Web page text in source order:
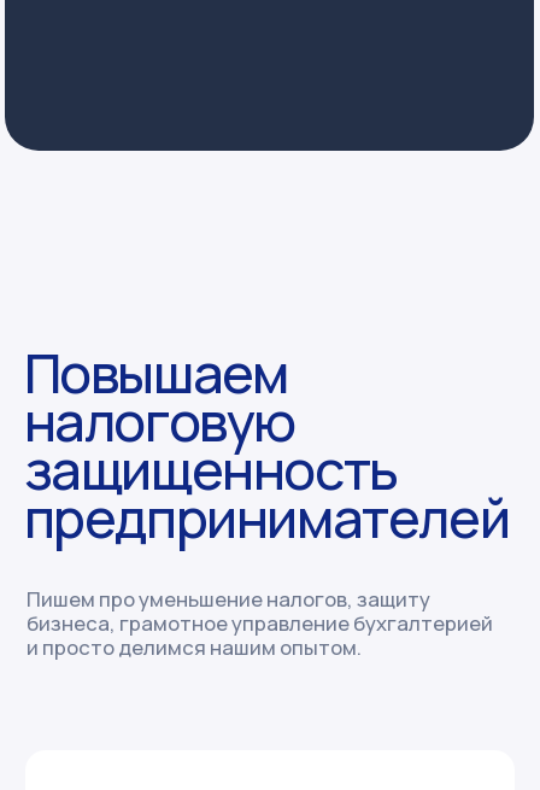
Услуги
Бухгалтерия на аутсорсе
Юридические услуги
Юрист на аутсорсе
Юрист для IT
Налоговая консультация для
Финдиректор на аутсорсе